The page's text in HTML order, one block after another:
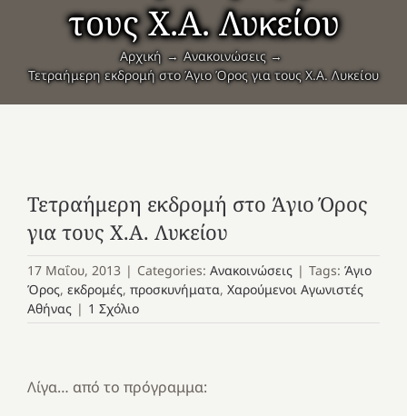
τους Χ.Α. Λυκείου
Αρχική
Ανακοινώσεις
Τετραήμερη εκδρομή στο Άγιο Όρος για τους Χ.Α. Λυκείου
Τετραήμερη εκδρομή στο Άγιο Όρος
για τους Χ.Α. Λυκείου
17 Μαΐου, 2013 | Categories: Ανακοινώσεις | Tags: Άγιο
Όρος, εκδρομές, προσκυνήματα, Χαρούμενοι Αγωνιστές
Αθήνας | 1 Σχόλιο
Λίγα… από το πρόγραμμα: